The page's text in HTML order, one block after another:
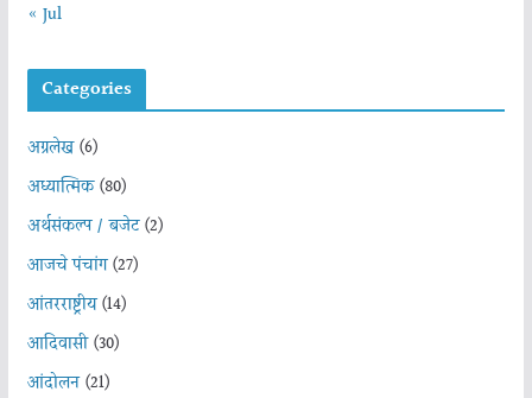
« Jul
Categories
अग्रलेख(6)
अध्यात्मिक(80)
अर्थसंकल्प / बजेट(2)
आजचे पंचांग(27)
आंतरराष्ट्रीय(14)
आदिवासी(30)
आंदोलन(21)